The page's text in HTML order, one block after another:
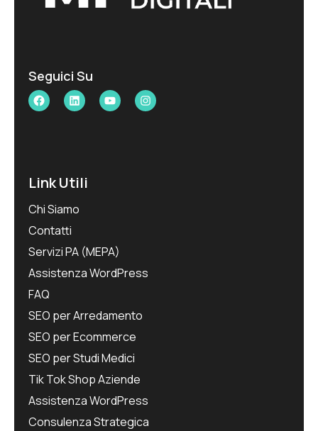
Seguici Su
Link Utili
Chi Siamo
Contatti
Servizi PA (MEPA)
Assistenza WordPress
FAQ
SEO per Arredamento
SEO per Ecommerce
SEO per Studi Medici
Tik Tok Shop Aziende
Assistenza WordPress
Consulenza Strategica